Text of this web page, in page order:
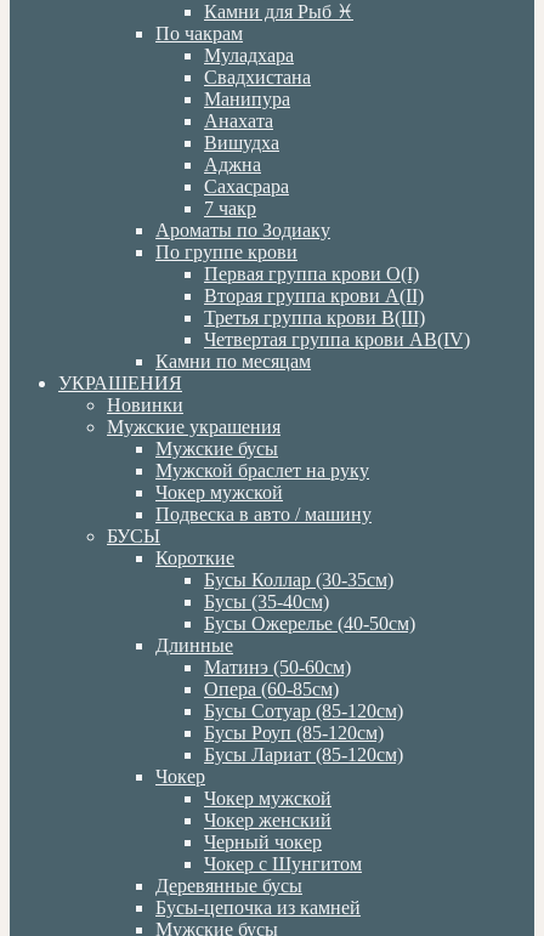
Камни для Рыб ♓️
По чакрам
Муладхара
Свадхистана
Манипура
Анахата
Вишудха
Аджна
Сахасрара
7 чакр
Ароматы по Зодиаку
По группе крови
Первая группа крови О(I)
Вторая группа крови А(II)
Третья группа крови В(III)
Четвертая группа крови АВ(IV)
Камни по месяцам
УКРАШЕНИЯ
Новинки
Мужские украшения
Мужские бусы
Мужской браслет на руку
Чокер мужской
Подвеска в авто / машину
БУСЫ
Короткие
Бусы Коллар (30-35см)
Бусы (35-40см)
Бусы Ожерелье (40-50см)
Длинные
Матинэ (50-60см)
Опера (60-85см)
Бусы Сотуар (85-120см)
Бусы Роуп (85-120см)
Бусы Лариат (85-120см)
Чокер
Чокер мужской
Чокер женский
Черный чокер
Чокер с Шунгитом
Деревянные бусы
Бусы-цепочка из камней
Мужские бусы